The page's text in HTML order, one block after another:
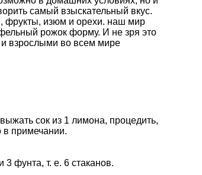
самый взыскательный вкус.
фрукты, изюм и орехи. наш мир
рожок форму. И не зря это
взрослыми во всем мире
сок из 1 лимона, процедить,
в примечании.
фунта, т. е. 6 стаканов.